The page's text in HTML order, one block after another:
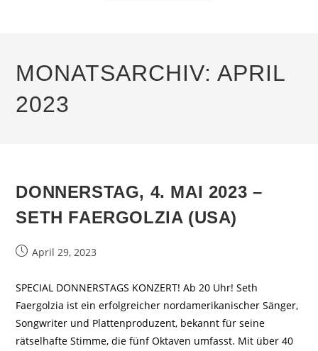
MONATSARCHIV: APRIL
2023
DONNERSTAG, 4. MAI 2023 –
SETH FAERGOLZIA (USA)
BeitragApril 29, 2023
SPECIAL DONNERSTAGS KONZERT! Ab 20 Uhr! Seth
Faergolzia ist ein erfolgreicher nordamerikanischer Sänger,
Songwriter und Plattenproduzent, bekannt für seine
rätselhafte Stimme, die fünf Oktaven umfasst. Mit über 40